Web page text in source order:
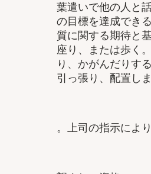
葉遣いで他の人と
の目標を達成でき
質に関する期待と
座り、または歩く
り、かがんだりす
引っ張り、配置しま
。上司の指示によ